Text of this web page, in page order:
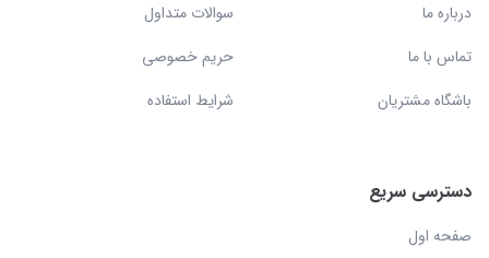
درباره ما
تماس با ما
باشگاه مشتریان
سوالات متداول
حریم خصوصی
شرایط استفاده
دسترسی سریع
صفحه اول